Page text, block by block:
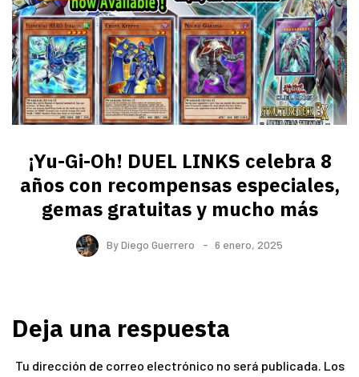
¡Yu-Gi-Oh! DUEL LINKS celebra 8
años con recompensas especiales,
gemas gratuitas y mucho más
ByDiego Guerrero 6 enero, 2025
Deja una respuesta
Tu dirección de correo electrónico no será publicada. Los